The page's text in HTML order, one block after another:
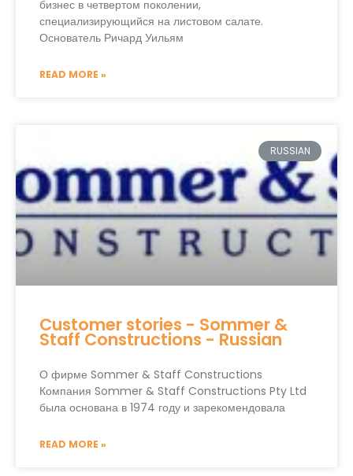
бизнес в четвертом поколении,
специализирующийся на листовом салате.
Основатель Ричард Уильям
READ MORE »
RUSSIAN
Customer stories - Sommer &
Staff Constructions - Russian
О фирме Sommer & Staff Constructions
Компания Sommer & Staff Constructions Pty Ltd
была основана в 1974 году и зарекомендовала
READ MORE »